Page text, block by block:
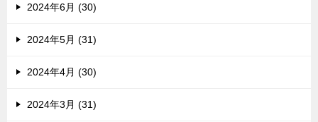
2024年6月 (30)
2024年5月 (31)
2024年4月 (30)
2024年3月 (31)